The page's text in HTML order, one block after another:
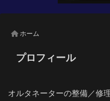
ホーム
プロフィール
オルタネーターの整備／修